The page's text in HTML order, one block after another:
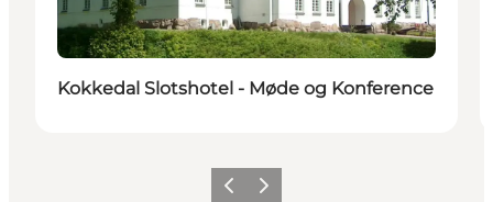
Kokkedal Slotshotel - Møde og Konference
ForrigeNeste